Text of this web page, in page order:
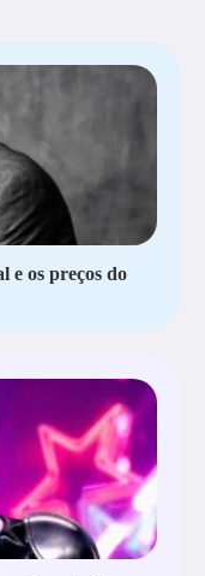
e os preços do